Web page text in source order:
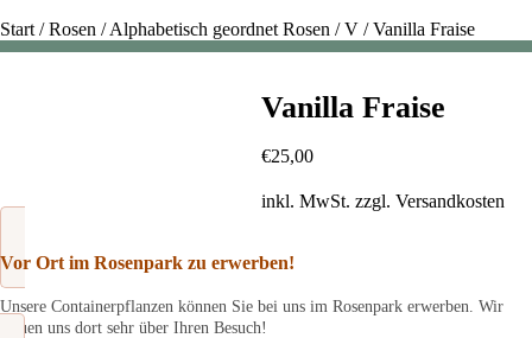
Start /Rosen /Alphabetisch geordnet Rosen /V /Vanilla Fraise
Vanilla Fraise
€25,00
inkl. MwSt. zzgl.Versandkosten
Vor Ort im Rosenpark zu erwerben!
Unsere Containerpflanzen können Sie bei uns im Rosenpark erwerben. Wir
freuen uns dort sehr über Ihren Besuch!